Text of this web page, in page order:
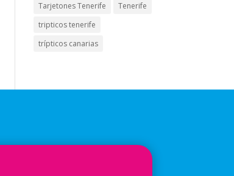
Tarjetones Tenerife
Tenerife
tripticos tenerife
trípticos canarias